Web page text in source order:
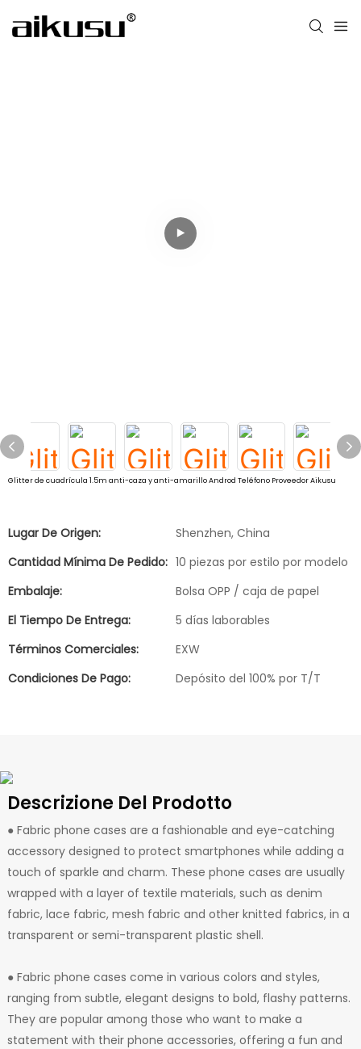
Glitter de cuadrícula 1.5m anti-caza y anti-amarillo Androd Teléfono Proveedor Aikusu
Lugar De Origen:
Shenzhen, China
Cantidad Mínima De Pedido: 10 piezas por estilo por modelo
Embalaje:
Bolsa OPP / caja de papel
El Tiempo De Entrega:
5 días laborables
Términos Comerciales:
EXW
Condiciones De Pago:
Depósito del 100% por T/T
Descrizione Del Prodotto
● Fabric phone cases are a fashionable and eye-catching
accessory designed to protect smartphones while adding a
touch of sparkle and charm. These phone cases are usually
wrapped with a layer of textile materials, such as denim
fabric, lace fabric, mesh fabric and other knitted fabrics, in a
transparent or semi-transparent plastic shell.
● Fabric phone cases come in various colors and styles,
ranging from subtle, elegant designs to bold, flashy patterns.
They are popular among those who want to make a
statement with their phone accessories, offering a fun and